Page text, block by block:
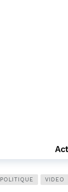
POLITIQUE VIDEO